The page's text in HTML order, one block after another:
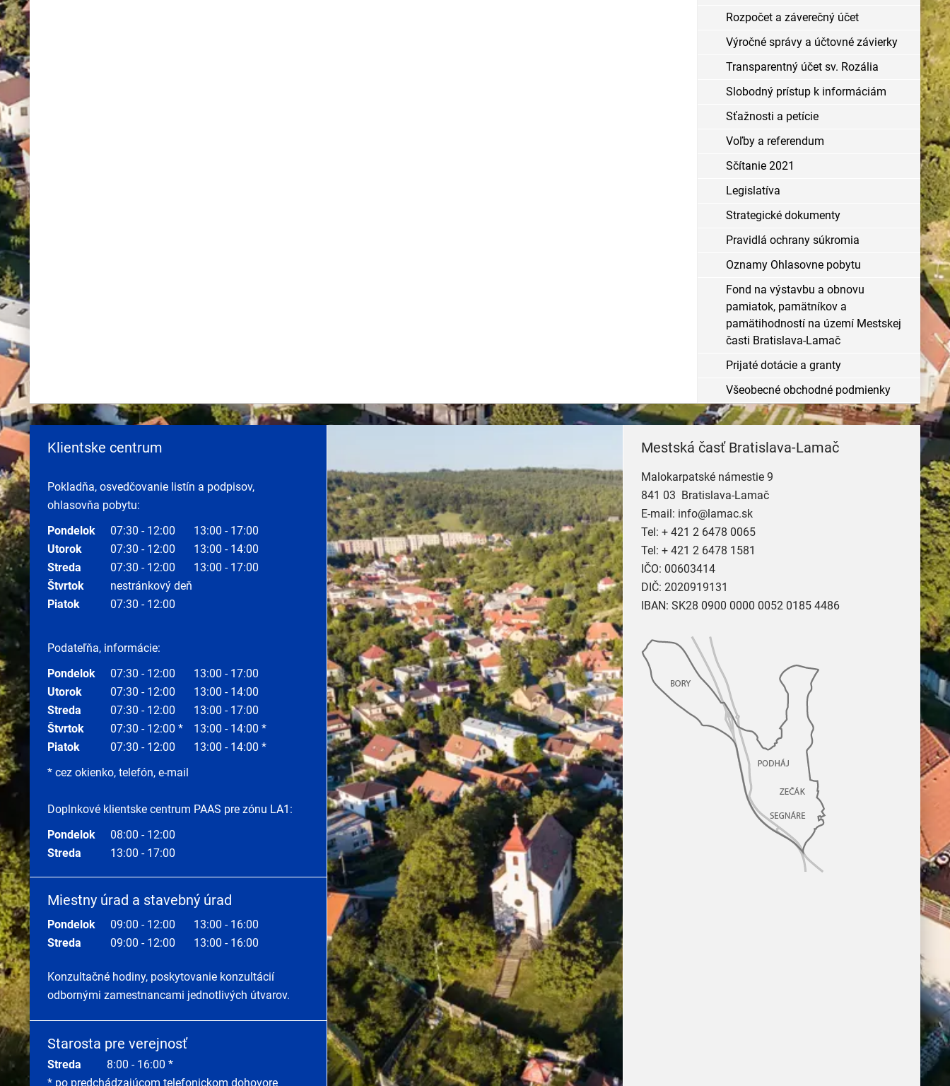
Rozpočet a záverečný účet
Výročné správy a účtovné závierky
Transparentný účet sv. Rozália
Slobodný prístup k informáciám
Sťažnosti a petície
Voľby a referendum
Sčítanie 2021
Legislatíva
Strategické dokumenty
Pravidlá ochrany súkromia
Oznamy Ohlasovne pobytu
Fond na výstavbu a obnovu
pamiatok, pamätníkov a
pamätihodností na území Mestskej
časti Bratislava-Lamač
Prijaté dotácie a granty
Všeobecné obchodné podmienky
Klientske centrum
Pokladňa, osvedčovanie listín a podpisov,
ohlasovňa pobytu:
Pondelok
07:30 - 12:00
13:00 - 17:00
Utorok
07:30 - 12:00
13:00 - 14:00
Streda
07:30 - 12:00
13:00 - 17:00
Štvrtok
nestránkový deň
Piatok
07:30 - 12:00
Podateľňa, informácie:
Pondelok
07:30 - 12:00
13:00 - 17:00
Utorok
07:30 - 12:00
13:00 - 14:00
Streda
07:30 - 12:00
13:00 - 17:00
Štvrtok
07:30 - 12:00 *
13:00 - 14:00 *
Piatok
07:30 - 12:00
13:00 - 14:00 *
* cez okienko, telefón, e-mail
Doplnkové klientske centrum PAAS pre zónu LA1:
Pondelok
08:00 - 12:00
Streda
13:00 - 17:00
Miestny úrad a stavebný úrad
Pondelok 09:00 - 12:00
13:00 - 16:00
Streda
09:00 - 12:00 13:00 - 16:00
Konzultačné hodiny, poskytovanie konzultácií
odbornými zamestnancami jednotlivých útvarov.
Starosta pre verejnosť
Streda 8:00 - 16:00 *
* po predchádzajúcom telefonickom dohovore
Mestská časť Bratislava-Lamač
Malokarpatské námestie 9
841 03 Bratislava-Lamač
E-mail: info@lamac.sk
Tel:+ 421 2 6478 0065
Tel:+ 421 2 6478 1581
IČO: 00603414
DIČ: 2020919131
IBAN: SK28 0900 0000 0052 0185 4486